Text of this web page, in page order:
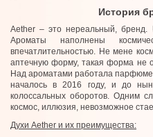
История
Aether – это нереальный, бренд.
Ароматы наполнены
впечатлительностью. Не мене
аптечную форму, такая форма не
Над ароматами работала
началось в 2016 году, и до
колоссальных оборотов. Одним
космос, иллюзия, невозможное
Духи Aether и их преимущества: